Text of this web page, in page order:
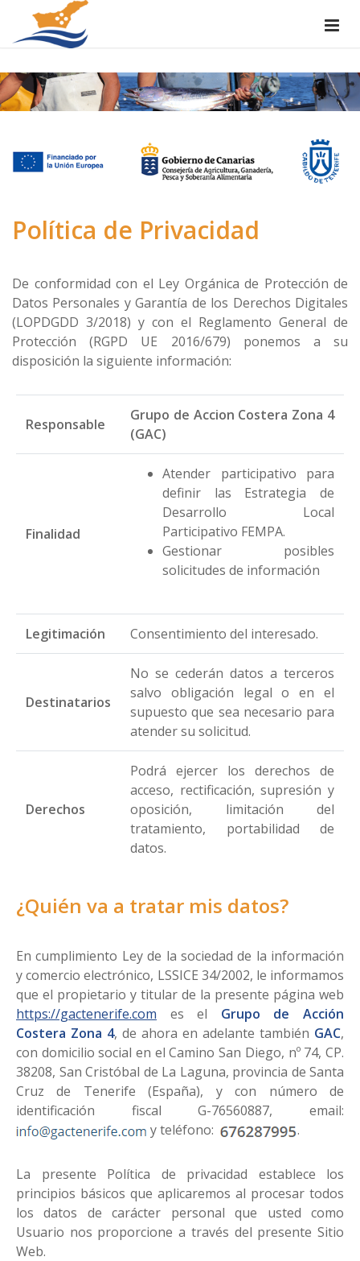
Política de Privacidad
De conformidad con el Ley Orgánica de Protección de
Datos Personales y Garantía de los Derechos Digitales
(LOPDGDD 3/2018) y con el Reglamento General de
Protección (RGPD UE 2016/679) ponemos a su
disposición la siguiente información:
Responsable
Grupo de Accion Costera Zona 4
(GAC)
Finalidad
Atender participativo para
definir las Estrategia de
Desarrollo Local
Participativo FEMPA.
Gestionar posibles
solicitudes de información
Legitimación Consentimiento del interesado.
Destinatarios
No se cederán datos a terceros
salvo obligación legal o en el
supuesto que sea necesario para
atender su solicitud.
Derechos
Podrá ejercer los derechos de
acceso, rectificación, supresión y
oposición, limitación del
tratamiento, portabilidad de
datos.
¿Quién va a tratar mis datos?
En cumplimiento Ley de la sociedad de la información
y comercio electrónico, LSSICE 34/2002, le informamos
que el propietario y titular de la presente página web
https://gactenerife.com es el Grupo de Acción
Costera Zona 4, de ahora en adelante también GAC,
con domicilio social en el Camino San Diego, nº 74, CP.
38208, San Cristóbal de La Laguna, provincia de Santa
Cruz de Tenerife (España), y con número de
identificación fiscal G-76560887, email:
y teléfono:
.
La presente Política de privacidad establece los
principios básicos que aplicaremos al procesar todos
los datos de carácter personal que usted como
Usuario nos proporcione a través del presente Sitio
Web.